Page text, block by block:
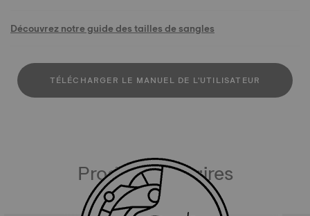
Découvrez notre guide des tailles de sangles
TÉLÉCHARGER LE MANUEL DE L'UTILISATEUR
Produits similaires